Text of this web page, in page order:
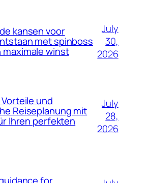
kansen voor
met spinboss
maximale winst
July
30,
2026
und
Reiseplanung mit
Ihren perfekten
July
28,
2026